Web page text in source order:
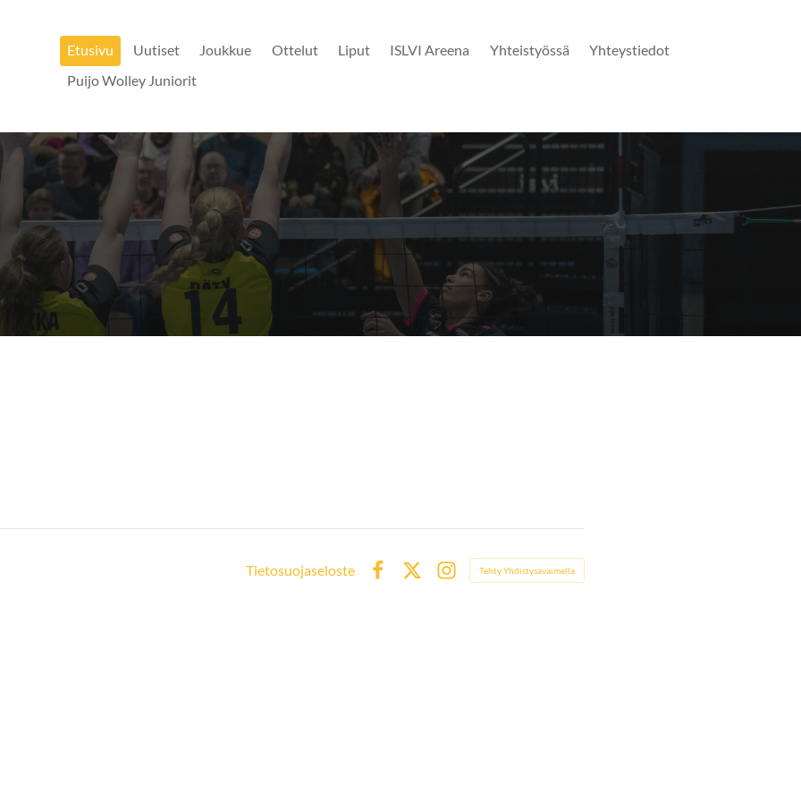
Etusivu Uutiset Joukkue Ottelut Liput ISLVI Areena Yhteistyössä
Yhteystiedot
Puijo Wolley Juniorit
Tietosuojaseloste
Instagram
Tehty Yhdistysavaimella